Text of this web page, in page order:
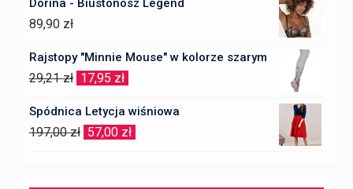
Dorina - Biustonosz Legend
89,90 zł
Rajstopy "Minnie Mouse" w kolorze szarym
29,21zł Pierwotna
wynosiła:
29,21 zł.
17,95 zł
wynosi:
17,95 zł.
Spódnica Letycja wiśniowa
197,00zł Pierwotna
57,00 zł